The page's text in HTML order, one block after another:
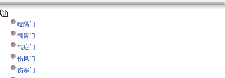
噎隔门
翻胃门
气症门
伤风门
伤寒门